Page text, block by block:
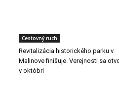
Cestovný ruch
Revitalizácia historického parku v
Malinove finišuje. Verejnosti sa
v októbri